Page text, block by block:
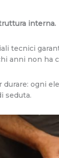
interna.
tecnici
anni non
ogni
seduta.